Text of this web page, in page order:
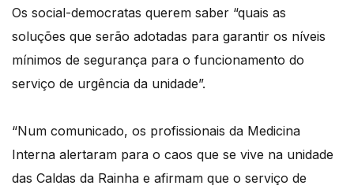
Os social-democratas querem saber “quais as
soluções que serão adotadas para garantir os níveis
mínimos de segurança para o funcionamento do
serviço de urgência da unidade”.
“Num comunicado, os profissionais da Medicina
Interna alertaram para o caos que se vive na unidade
das Caldas da Rainha e afirmam que o serviço de